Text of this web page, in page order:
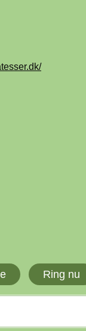
Ring nu